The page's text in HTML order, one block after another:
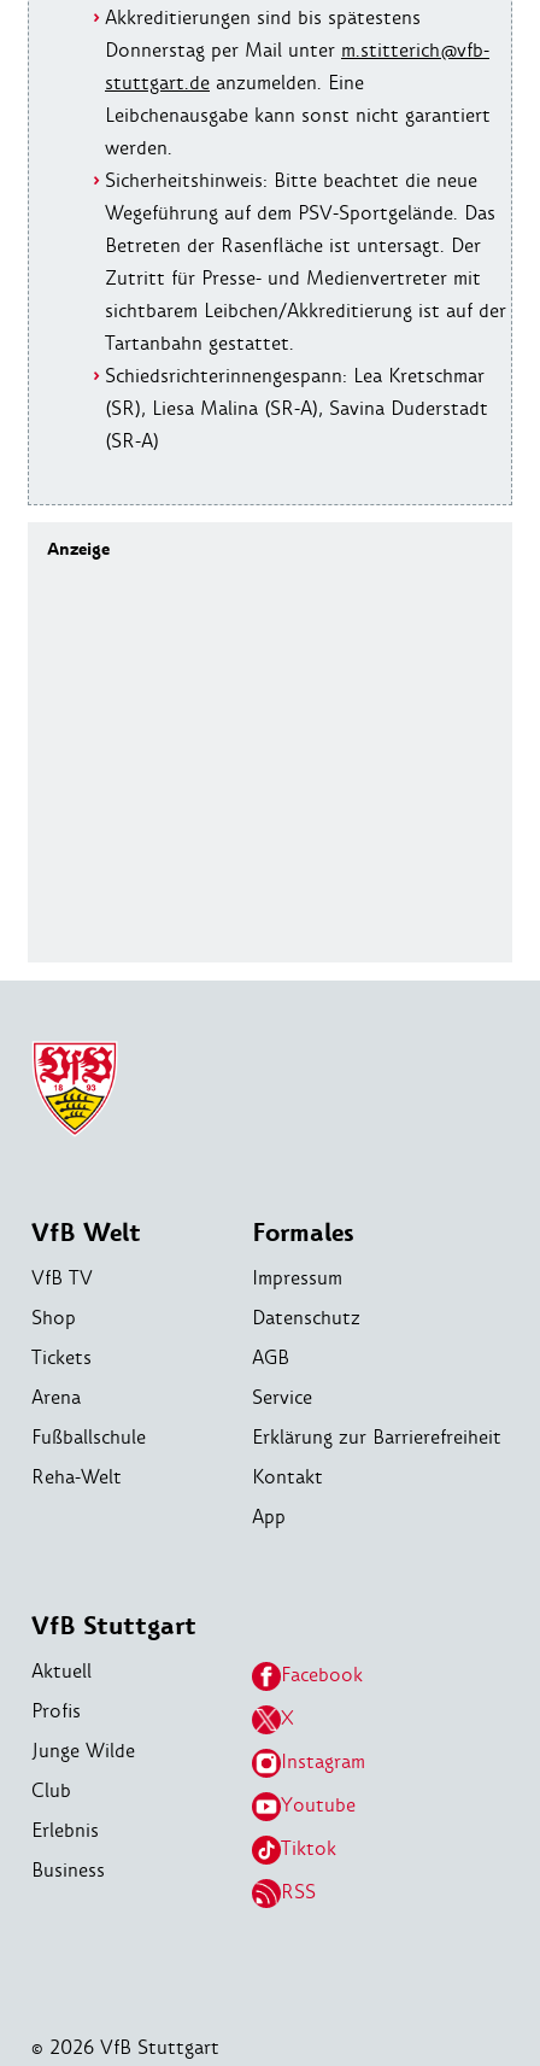
Akkreditierungen sind bis spätestens
Donnerstag per Mail unter m.stitterich@vfb-
stuttgart.de anzumelden. Eine
Leibchenausgabe kann sonst nicht garantiert
werden.
Sicherheitshinweis: Bitte beachtet die neue
Wegeführung auf dem PSV-Sportgelände. Das
Betreten der Rasenfläche ist untersagt. Der
Zutritt für Presse- und Medienvertreter mit
sichtbarem Leibchen/Akkreditierung ist auf der
Tartanbahn gestattet.
Schiedsrichterinnengespann: Lea Kretschmar
(SR), Liesa Malina (SR-A), Savina Duderstadt
(SR-A)
VfB Welt
VfB TV
Shop
Tickets
Arena
Fußballschule
Reha-Welt
Formales
Impressum
Datenschutz
AGB
Service
Erklärung zur Barrierefreiheit
Kontakt
App
VfB Stuttgart
Aktuell
Profis
Junge Wilde
Club
Erlebnis
Business
Facebook
X
Instagram
Youtube
Tiktok
RSS
© 2026 VfB Stuttgart